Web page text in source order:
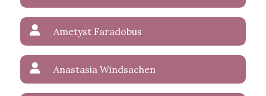
Ametyst Faradobus
Anastasia Windsachen